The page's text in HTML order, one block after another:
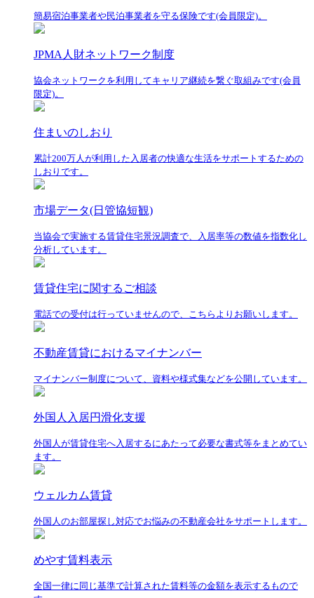
簡易宿泊事業者や民泊事業者を守る保険です(会員限定)。
JPMA人財ネットワーク制度
協会ネットワークを利用してキャリア継続を繋ぐ取組みです(会員
限定)。
住まいのしおり
累計200万人が利用した入居者の快適な生活をサポートするための
しおりです。
市場データ(日管協短観)
当協会で実施する賃貸住宅景況調査で、入居率等の数値を指数化し
分析しています。
賃貸住宅に関するご相談
電話での受付は行っていませんので、こちらよりお願いします。
不動産賃貸におけるマイナンバー
マイナンバー制度について、資料や様式集などを公開しています。
外国人入居円滑化支援
外国人が賃貸住宅へ入居するにあたって必要な書式等をまとめてい
ます。
ウェルカム賃貸
外国人のお部屋探し対応でお悩みの不動産会社をサポートします。
めやす賃料表示
全国一律に同じ基準で計算された賃料等の金額を表示するもので